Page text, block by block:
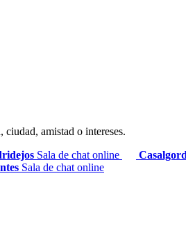
ciudad, amistad o intereses.
Sala de chat online
Sala de chat online